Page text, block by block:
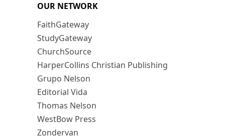
OUR NETWORK
FaithGateway
StudyGateway
ChurchSource
HarperCollins Christian Publishing
Grupo Nelson
Editorial Vida
Thomas Nelson
WestBow Press
Zondervan